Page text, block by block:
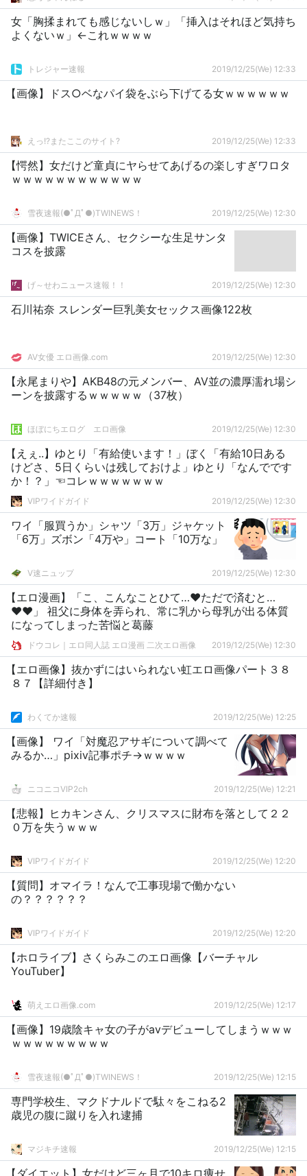
女「胸揉まれても感じないしｗ」「挿入はそれほど気持ち
よくないｗ」←これｗｗｗｗ
トレジャー速報 2019/12/25(We) 12:33
【画像】ドス○ベなパイ袋をぶら下げてる女ｗｗｗｗｗｗ
えっ!?またここのサイト? 2019/12/25(We) 12:33
【愕然】女だけど童貞にヤらせてあげるの楽しすぎワロタ
ｗｗｗｗｗｗｗｗｗｗｗｗ
雪夜速報(●ﾟДﾟ●)TWINEWS！ 2019/12/25(We) 12:30
【画像】TWICEさん、セクシーな生足サンタ
コスを披露
げ～せわニュース速報！！ 2019/12/25(We) 12:30
石川祐奈 スレンダー巨乳美女セックス画像122枚
AV女優 エロ画像.com 2019/12/25(We) 12:30
【永尾まりや】AKB48の元メンバー、AV並の濃厚濡れ場シ
ーンを披露するｗｗｗｗｗ（37枚）
ほぼにちエログ エロ画像 2019/12/25(We) 12:30
【えぇ..】ゆとり「有給使います！」ぼく「有給10日ある
けどさ、5日くらいは残しておけよ」ゆとり「なんでです
か！？」☜コレｗｗｗｗｗｗｗ
VIPワイドガイド 2019/12/25(We) 12:30
ワイ「服買うか」シャツ「3万」ジャケット
「6万」ズボン「4万や」コート「10万な」
V速ニュップ 2019/12/25(We) 12:30
【エロ漫画】「こ、こんなことひて…♥ただで済むと…
♥♥」 祖父に身体を弄られ、常に乳から母乳が出る体質
になってしまった苦悩と葛藤
ドウコレ｜エロ同人誌 エロ漫画 二次エロ画像 2019/12/25(We) 12:30
【エロ画像】抜かずにはいられない虹エロ画像パート３８
８７【詳細付き】
わくてか速報 2019/12/25(We) 12:25
【画像】 ワイ「対魔忍アサギについて調べて
みるか…」pixiv記事ポチ→ｗｗｗｗ
ニコニコVIP2ch 2019/12/25(We) 12:21
【悲報】ヒカキンさん、クリスマスに財布を落として２２
０万を失うｗｗｗ
VIPワイドガイド 2019/12/25(We) 12:20
【質問】オマイラ！なんで工事現場で働かない
の？？？？？？
VIPワイドガイド 2019/12/25(We) 12:20
【ホロライブ】さくらみこのエロ画像【バーチャル
YouTuber】
萌えエロ画像.com 2019/12/25(We) 12:17
【画像】19歳陰キャ女の子がavデビューしてしまうｗｗｗ
ｗｗｗｗｗｗｗｗｗ
雪夜速報(●ﾟДﾟ●)TWINEWS！ 2019/12/25(We) 12:15
専門学校生、マクドナルドで駄々をこねる2
歳児の腹に蹴りを入れ逮捕
マジキチ速報 2019/12/25(We) 12:15
【ダイエット】女だけど三ヶ月で10キロ痩せ